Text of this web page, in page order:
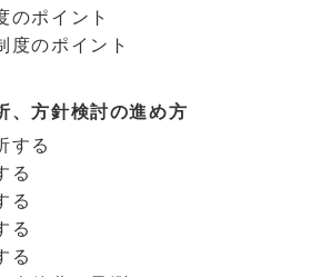
のポイント
度のポイント
方針検討の進め方
する
る
る
る
る